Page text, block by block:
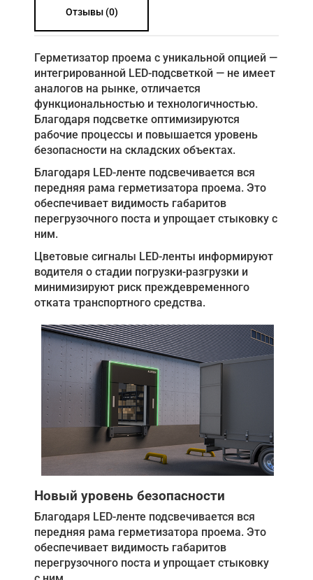
Отзывы (0)
Герметизатор проема с уникальной опцией —
интегрированной LED-подсветкой — не имеет
аналогов на рынке, отличается
функциональностью и технологичностью.
Благодаря подсветке оптимизируются
рабочие процессы и повышается уровень
безопасности на складских объектах.
Благодаря LED-ленте подсвечивается вся
передняя рама герметизатора проема. Это
обеспечивает видимость габаритов
перегрузочного поста и упрощает стыковку с
ним.
Цветовые сигналы LED-ленты информируют
водителя о стадии погрузки-разгрузки и
минимизируют риск преждевременного
отката транспортного средства.
Новый уровень безопасности
Благодаря LED-ленте подсвечивается вся
передняя рама герметизатора проема. Это
обеспечивает видимость габаритов
перегрузочного поста и упрощает стыковку